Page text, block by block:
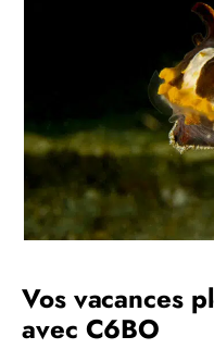
Vos vacances
avec C6BO